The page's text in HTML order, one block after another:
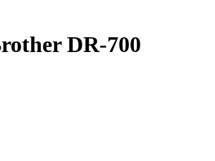
DR-700